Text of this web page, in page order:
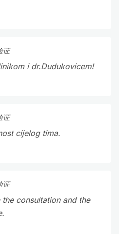
证
i dr.Dudukovicem!
证
cijelog tima.
证
consultation and the